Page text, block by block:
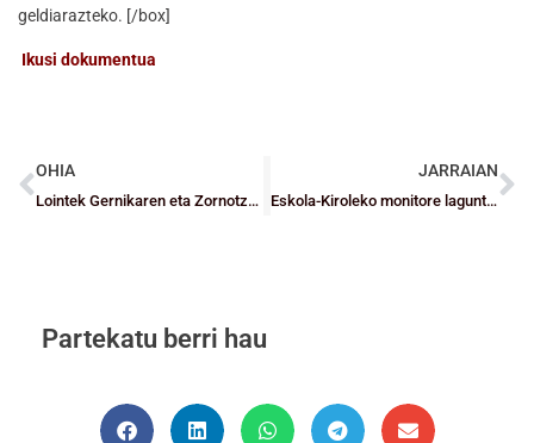
geldiarazteko. [/box]
Ikusi dokumentua
OHIA
Lointek Gernikaren eta Zornotzaren garaipen bakarrak, etxekoak bezala
JARRAIAN
Eskola-Kiroleko monitore laguntzailearen Ikastaro Ofiziala
Partekatu berri hau